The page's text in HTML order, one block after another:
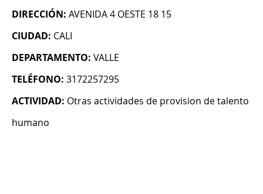
DIRECCIÓN: AVENIDA 4 OESTE 18 15
CIUDAD: CALI
DEPARTAMENTO: VALLE
TELÉFONO: 3172257295
ACTIVIDAD: Otras actividades de provision de talento
humano